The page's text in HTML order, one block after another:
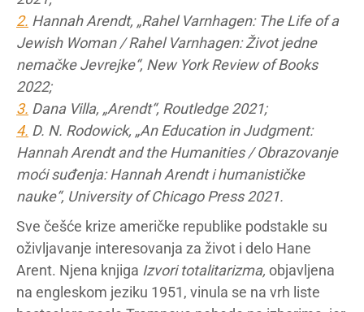
2. Hannah Arendt, „Rahel Varnhagen: The Life of a
Jewish Woman / Rahel Varnhagen: Život jedne
nemačke Jevrejke“, New York Review of Books
2022;
3. Dana Villa, „Arendt“, Routledge 2021;
4. D. N. Rodowick, „An Education in Judgment:
Hannah Arendt and the Humanities / Obrazovanje
moći suđenja: Hannah Arendt i humanističke
nauke“, University of Chicago Press 2021.
Sve češće krize američke republike podstakle su
oživljavanje interesovanja za život i delo Hane
Arent. Njena knjiga Izvori totalitarizma, objavljena
na engleskom jeziku 1951, vinula se na vrh liste